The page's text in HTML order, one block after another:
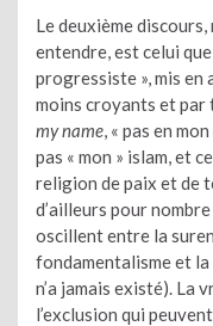
Le deuxième
entendre, est celui
progressiste », mis en
moins croyants et par
my name , « pas en
pas « mon » islam, et
religion de paix et de
d’ailleurs pour
oscillent entre la
fondamentalisme et la
n’a jamais existé). La
l’exclusion qui